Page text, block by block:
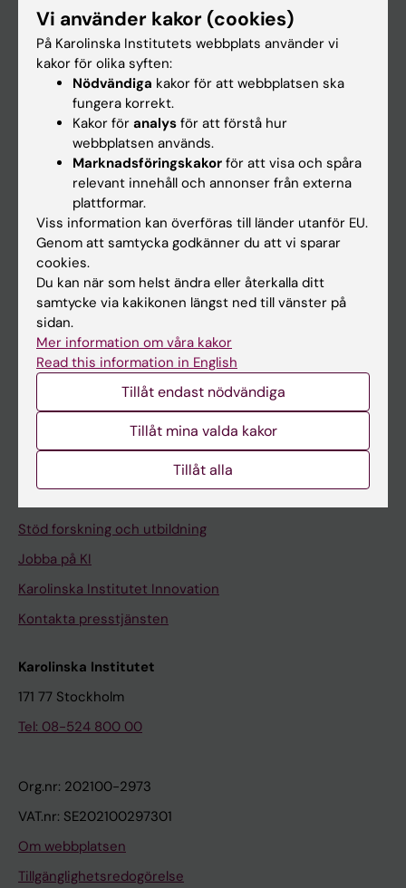
På gång
Nyheter
Kalender
Schema
Studentmejlen
Kurs- och programwebbar
Student på KI
Medarbetarportalen
Stöd forskning och utbildning
Jobba på KI
Karolinska Institutet Innovation
Kontakta presstjänsten
Karolinska Institutet
171 77 Stockholm
Tel: 08-524 800 00
Org.nr: 202100-2973
VAT.nr: SE202100297301
Om webbplatsen
Tillgänglighetsredogörelse
Vi använder kakor (cookies)
På Karolinska Institutets webbplats använder vi
kakor för olika syften:
Nödvändiga kakor för att webbplatsen ska
fungera korrekt.
Kakor för analys för att förstå hur
webbplatsen används.
Marknadsföringskakor för att visa och spåra
relevant innehåll och annonser från externa
plattformar.
Viss information kan överföras till länder utanför EU.
Genom att samtycka godkänner du att vi sparar
cookies.
Du kan när som helst ändra eller återkalla ditt
samtycke via kakikonen längst ned till vänster på
sidan.
Mer information om våra kakor
Read this information in English
Tillåt endast nödvändiga
Tillåt mina valda kakor
Tillåt alla